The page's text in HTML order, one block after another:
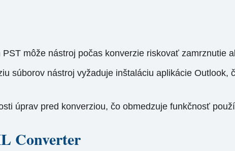
môže nástroj počas konverzie riskovať zamrznutie
súborov nástroj vyžaduje inštaláciu aplikácie
úprav pred konverziou, čo obmedzuje funkčnosť
Converter